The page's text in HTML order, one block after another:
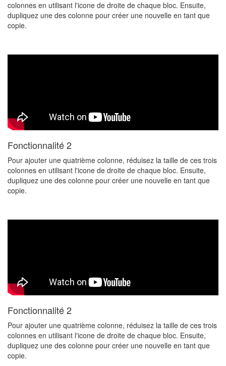
colonnes en utilisant l'icone de droite de chaque bloc. Ensuite,
dupliquez une des colonne pour créer une nouvelle en tant que
copie.
Fonctionnalité 2
Pour ajouter une quatrième colonne, réduisez la taille de ces trois
colonnes en utilisant l'icone de droite de chaque bloc. Ensuite,
dupliquez une des colonne pour créer une nouvelle en tant que
copie.
Fonctionnalité 2
Pour ajouter une quatrième colonne, réduisez la taille de ces trois
colonnes en utilisant l'icone de droite de chaque bloc. Ensuite,
dupliquez une des colonne pour créer une nouvelle en tant que
copie.